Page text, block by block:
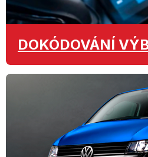
DOKÓDOVÁNÍ